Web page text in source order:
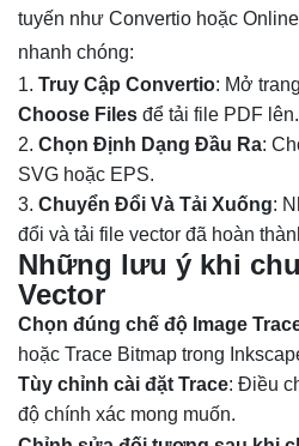
tuyến như Convertio hoặc
nhanh chóng:
Truy Cập Convertio: Mở
Choose Files để tải file PDF lên.
Chọn Định Dạng Đầu Ra:
SVG hoặc EPS.
Chuyển Đổi Và Tải Xuống:
đổi và tải file vector đã hoàn
Những lưu ý khi
Vector
Chọn đúng chế độ Image
hoặc Trace Bitmap trong
Tùy chỉnh cài đặt Trace: Điều
độ chính xác mong muốn.